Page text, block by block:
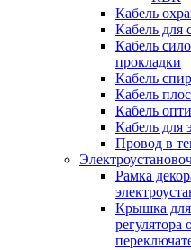
Кабель
Кабель для
Кабель
прокладки
Кабель
Кабель
Кабель
Кабель для
Провод в
Рамка
Крышка
регулятора